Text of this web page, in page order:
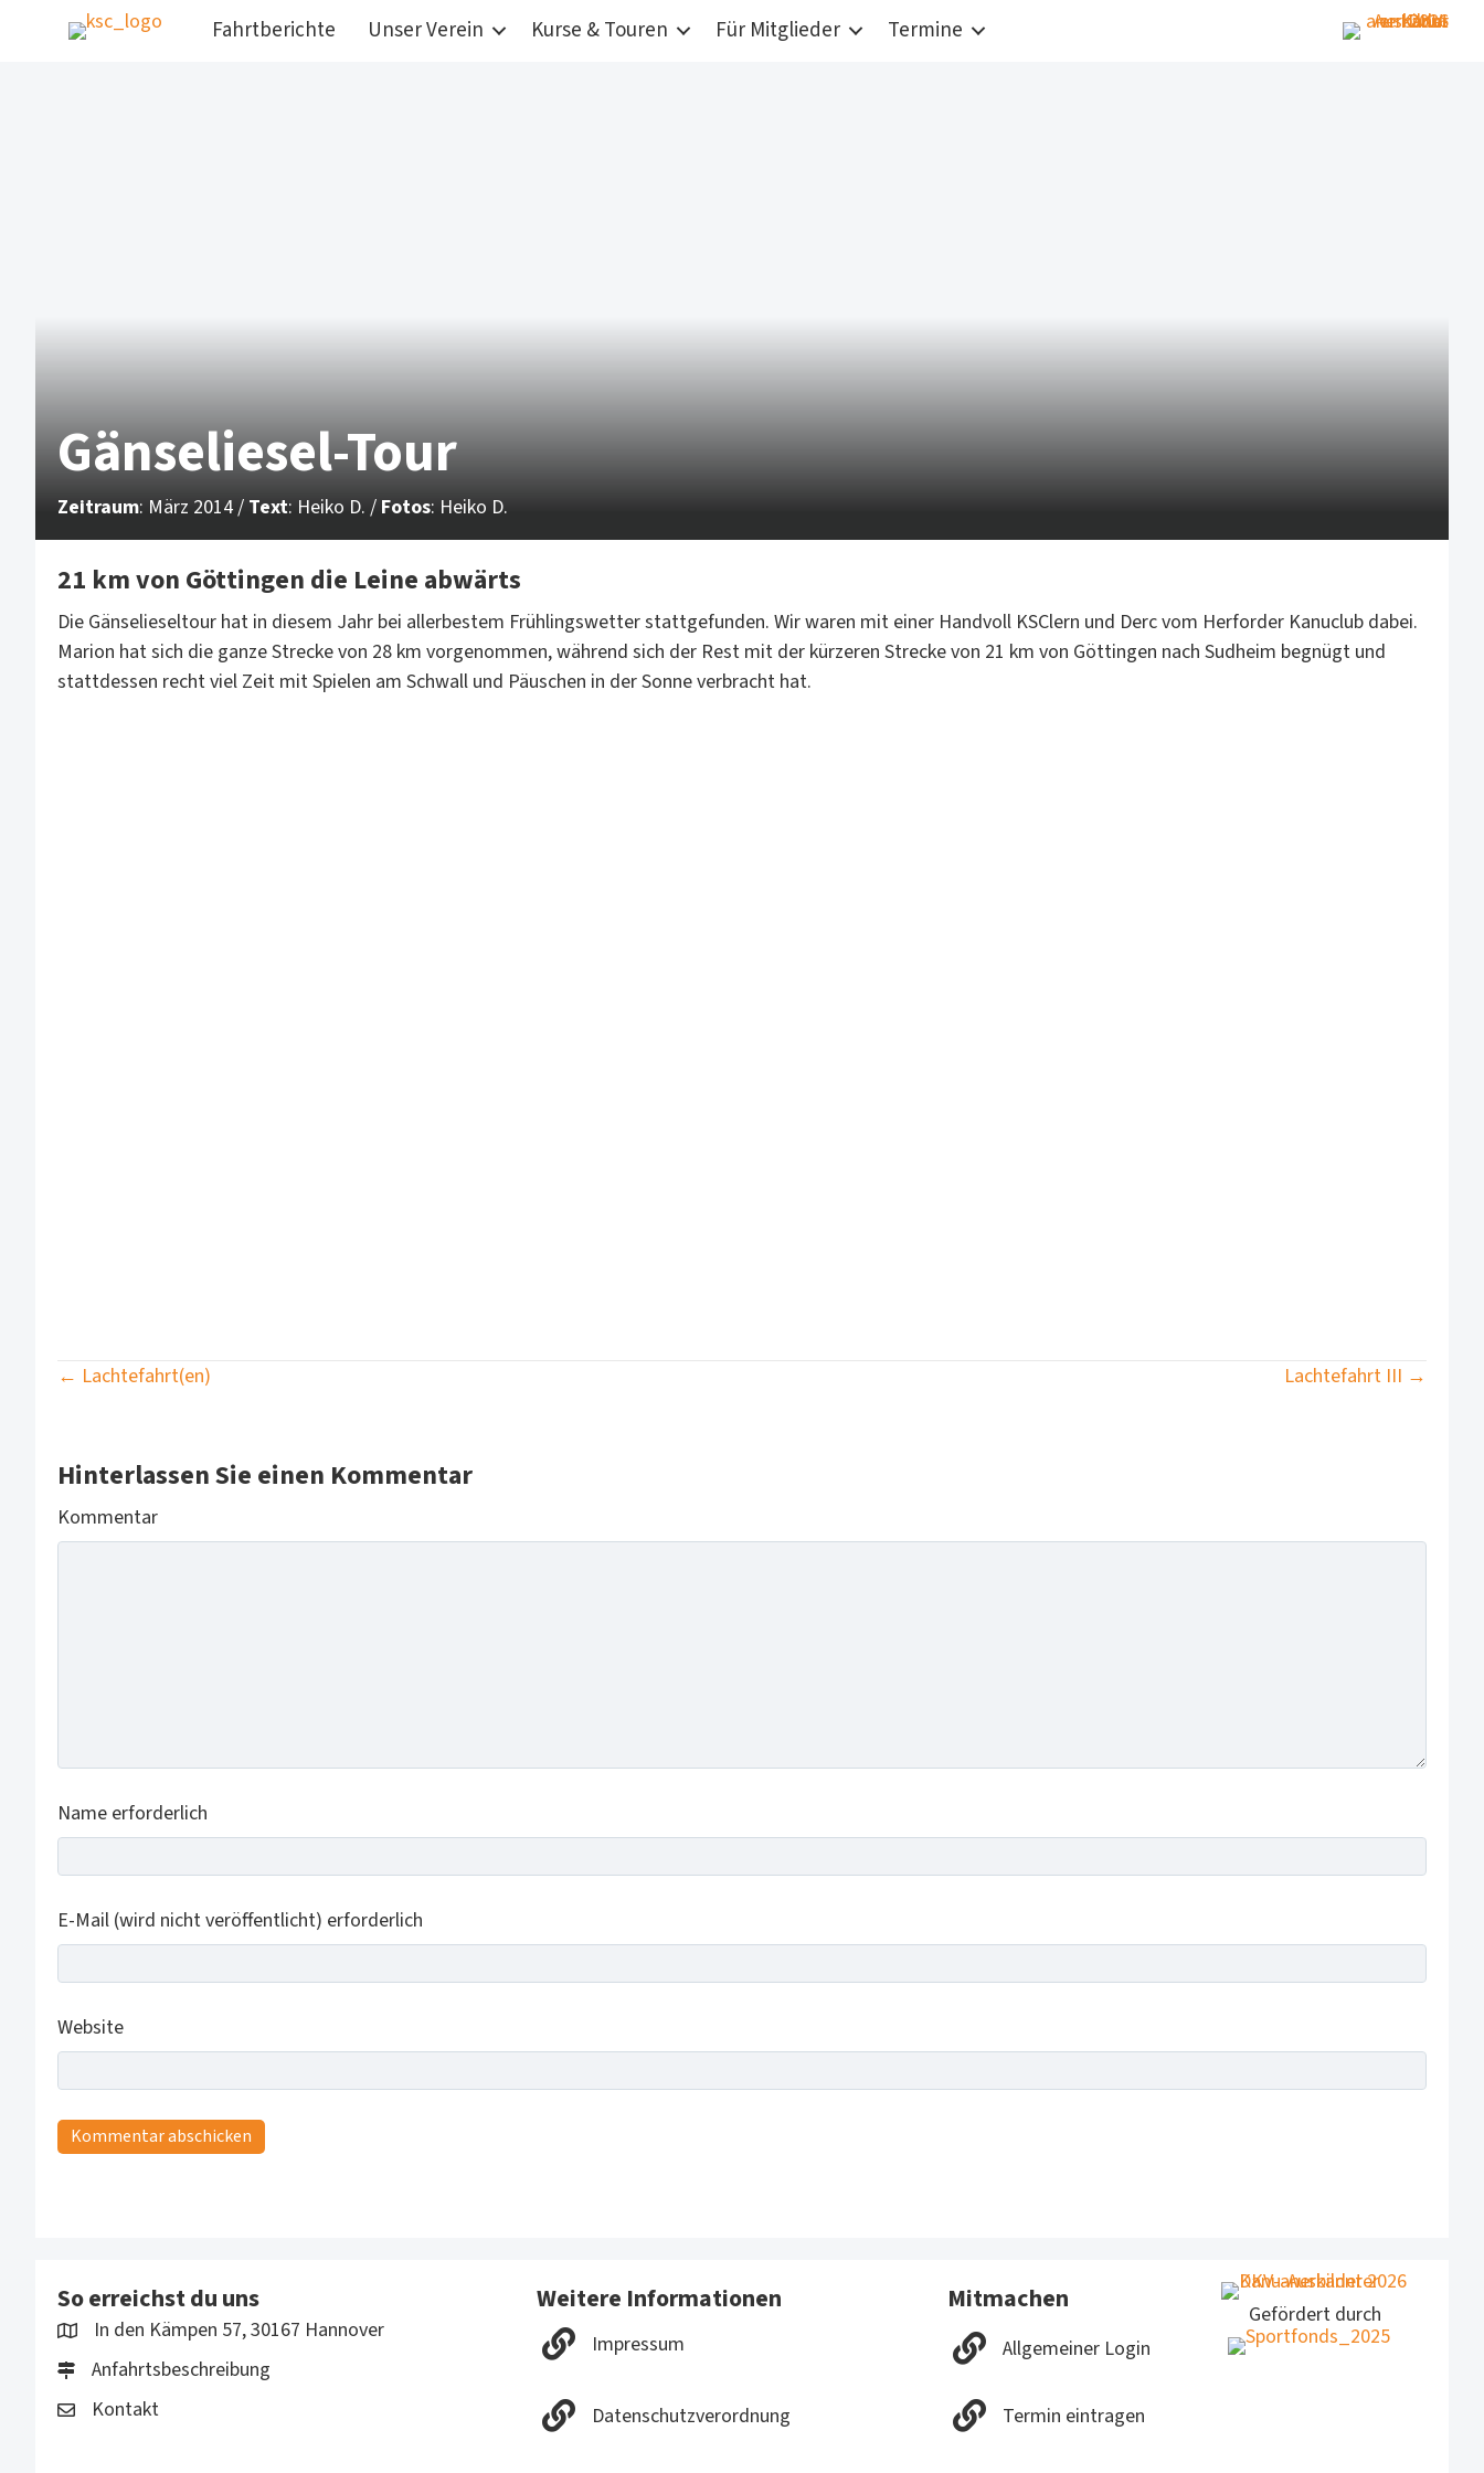
Fahrtberichte Unser Verein Kurse & Touren Für Mitglieder Termine
Gänseliesel-Tour
Zeitraum: März 2014 / Text: Heiko D. / Fotos: Heiko D.
21 km von Göttingen die Leine abwärts
Die Gänselieseltour hat in diesem Jahr bei allerbestem Frühlingswetter stattgefunden. Wir waren mit einer Handvoll KSClern und Derc vom Herforder Kanuclub dabei.
Marion hat sich die ganze Strecke von 28 km vorgenommen, während sich der Rest mit der kürzeren Strecke von 21 km von Göttingen nach Sudheim begnügt und
stattdessen recht viel Zeit mit Spielen am Schwall und Päuschen in der Sonne verbracht hat.
Posts
← Lachtefahrt(en) Lachtefahrt III →
Hinterlassen Sie einen Kommentar
Kommentar
Name erforderlich
E-Mail (wird nicht veröffentlicht) erforderlich
Website
So erreichst du uns
In den Kämpen 57, 30167 Hannover
Anfahrtsbeschreibung
Kontakt
Weitere Informationen
Impressum
Datenschutzverordnung
Mitmachen
Allgemeiner Login
Termin eintragen
Gefördert durch